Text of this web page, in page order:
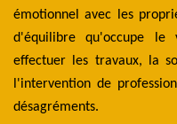
émotionnel avec les
d'équilibre qu'occupe le
effectuer les travaux, la
l'intervention de
désagréments.